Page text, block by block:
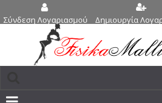
Σύνδεση Λογαριασμού Δημιουργία